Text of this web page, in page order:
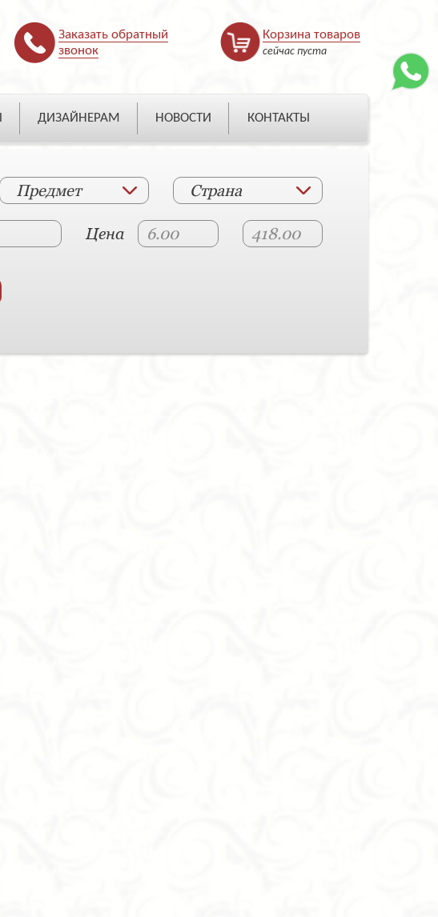
Заказать обратный
звонок
Корзина товаров
сейчас пуста
ДИЗАЙНЕРАМ НОВОСТИ КОНТАКТЫ
Предмет Страна
Цена